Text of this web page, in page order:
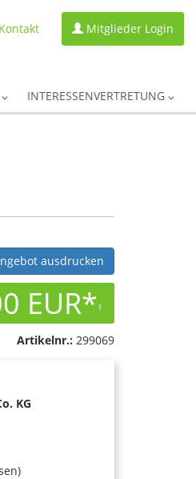
Kontakt Mitglieder Login
INTERESSENVERTRETUNG
ausdrucken
EUR*1
Artikelnr.: 299069
KG